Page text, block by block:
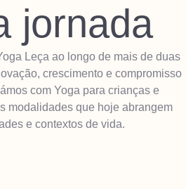
jornada
Leça ao longo de mais de duas
crescimento e compromisso
com Yoga para crianças e
modalidades que hoje abrangem
e contextos de vida.